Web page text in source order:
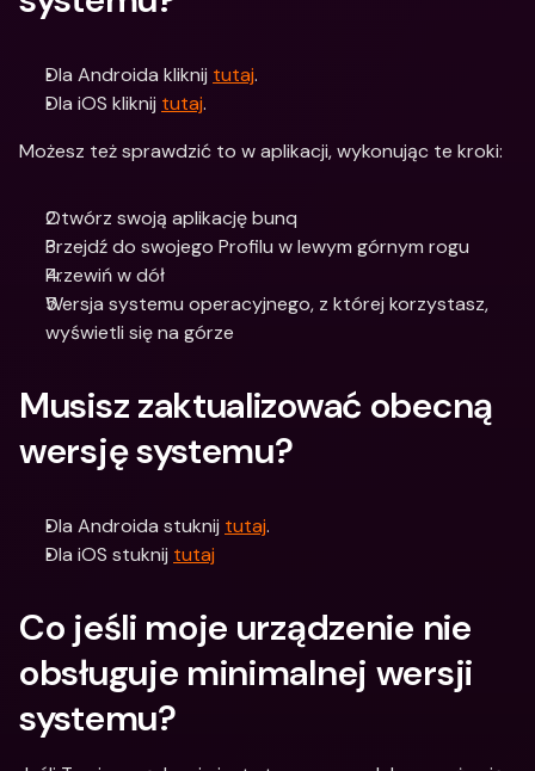
Dla Androida kliknij tutaj.
Dla iOS kliknij tutaj.
Możesz też sprawdzić to w aplikacji, wykonując te kroki:
Otwórz swoją aplikację bunq
Przejdź do swojego Profilu w lewym górnym rogu
Przewiń w dół
Wersja systemu operacyjnego, z której korzystasz,
wyświetli się na górze
Musisz zaktualizować obecną
wersję systemu?
Dla Androida stuknij tutaj.
Dla iOS stuknij tutaj
Co jeśli moje urządzenie nie
obsługuje minimalnej wersji
systemu?